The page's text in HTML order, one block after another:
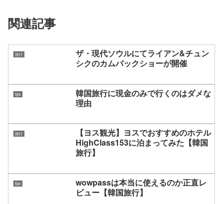
関連記事
旅行
ザ・現代ソウルにてライアン&チュン
シクのカムバックショーが開催
tips
韓国旅行に現金のみで行くのはダメな
理由
旅行
【ヨス観光】ヨスでおすすめのホテル
HighClass153に泊まってみた【韓国
旅行】
tips
wowpassは本当に使えるのか正直レ
ビュー【韓国旅行】